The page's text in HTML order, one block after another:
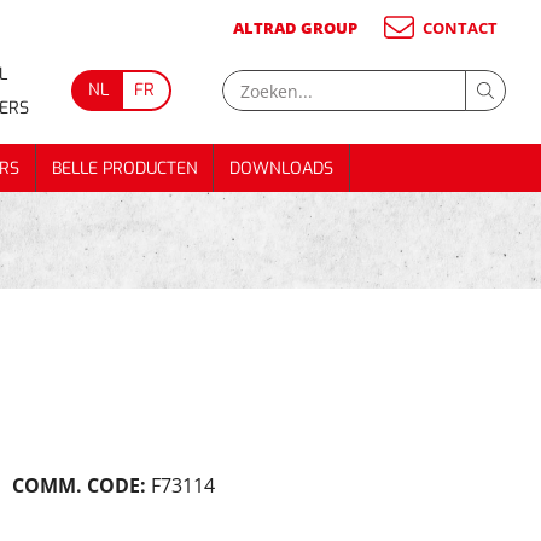
ALTRAD GROUP CONTACT
NL FR
BELLE PRODUCTEN DOWNLOADS
BELLE PRODUCTEN DOWNLOADS
COMM. CODE: F73114